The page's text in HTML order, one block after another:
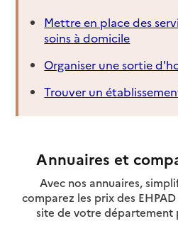
Mettre en place des
soins à domicile
Organiser une sortie
Trouver un
Annuaires et
Avec nos annuaires,
comparez les prix des
site de votre département